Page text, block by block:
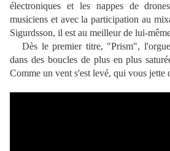
électroniques et les nappes de
musiciens et avec la participation au
Sigurdsson, il est au meilleur de lui-
Dès le premier titre, "Prism", l'orgue
dans des boucles de plus en plus
Comme un vent s'est levé, qui vous jette